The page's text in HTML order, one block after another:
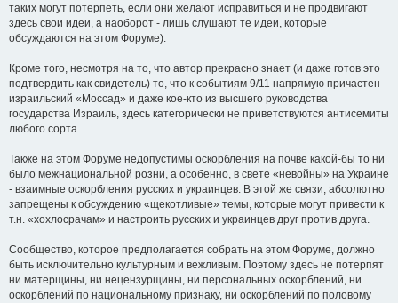
таких могут потерпеть, если они желают исправиться и не продвигают
здесь свои идеи, а наоборот - лишь слушают те идеи, которые
обсуждаются на этом Форуме).
Кроме того, несмотря на то, что автор прекрасно знает (и даже готов это
подтвердить как свидетель) то, что к событиям 9/11 напрямую причастен
израильский «Моссад» и даже кое-кто из высшего руководства
государства Израиль, здесь категорически не приветствуются антисемиты
любого сорта.
Также на этом Форуме недопустимы оскорбления на почве какой-бы то ни
было межнациональной розни, а особенно, в свете «невойны» на Украине
- взаимные оскорбления русских и украинцев. В этой же связи, абсолютно
запрещены к обсуждению «щекотливые» темы, которые могут привести к
т.н. «хохлосрачам» и настроить русских и украинцев друг против друга.
Сообщество, которое предполагается собрать на этом Форуме, должно
быть исключительно культурным и вежливым. Поэтому здесь не потерпят
ни матерщины, ни нецензурщины, ни персональных оскорблений, ни
оскорблений по национальному признаку, ни оскорблений по половому